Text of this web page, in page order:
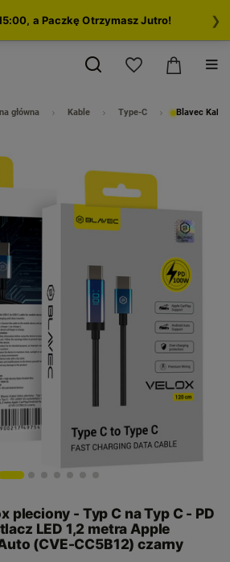
a Paczkę Otrzymasz Jutro! ❯
główna Kable Type-C Blavec
pleciony - Typ C na Typ C - PD
LED 1,2 metra Apple
(CVE-CC5B12) czarny